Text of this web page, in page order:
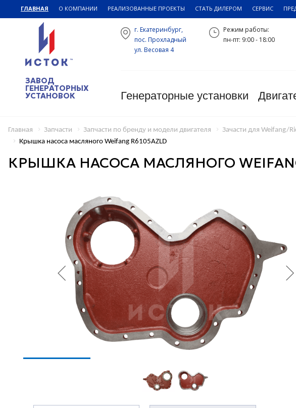
ГЛАВНАЯ О КОМПАНИИ РЕАЛИЗОВАННЫЕ ПРОЕКТЫ СТАТЬ ДИЛЕРОМ СЕРВИС
ЗАВОД
ГЕНЕРАТОРНЫХ
УСТАНОВОК
г. Екатеринбург,
пос. Прохладный
ул. Весовая 4
Режим работы:
пн-пт: 9:00 - 18:00
Генераторные установки
Главная Запчасти Запчасти по бренду и модели двигателя Зачасти для Weifang/
Крышка насоса масляного Weifang R6105AZLD
КРЫШКА НАСОСА МАСЛЯНОГО